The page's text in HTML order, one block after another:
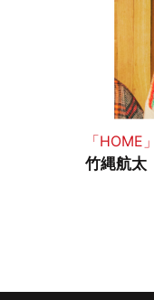
「HOME」
竹縄航太